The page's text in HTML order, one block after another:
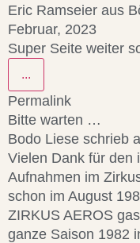
Eric Ramseier aus
Februar, 2023
Super Seite weiter
...
Permalink
Bitte warten …
Bodo Liese schrieb
Vielen Dank für den
Aufnahmen im
schon im August
ZIRKUS AEROS
ganze Saison 1982